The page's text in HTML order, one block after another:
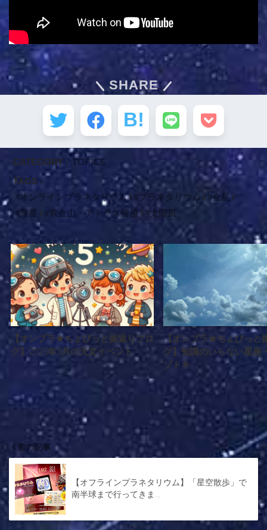
SHARE
CATEGORY : TOPICS
TAGS :
オンラインプラネタリウム
プラネタリウム
金星
彗星
紫金山・アトラス彗星 太陽風
【オンプラ★ちょびっと振返りブロ
グ】2025年5月の天文イベント
【オンプラ★ちょびっと
グ】知識のいらない星座
ゾトキ
前の記事
【オフラインプラネタリウム】「星空散歩」で
南半球まで行ってきま…